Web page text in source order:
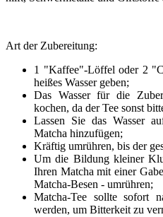
Art der Zubereitung:
1 "Kaffee"-Löffel oder 2
heißes Wasser geben;
Das Wasser für die
kochen, da der Tee sonst
Lassen Sie das Wasser
Matcha hinzufügen;
Kräftig umrühren, bis der
Um die Bildung kleiner
Ihren Matcha mit einer
Matcha-Besen - umrühren;
Matcha-Tee sollte sofort
werden, um Bitterkeit zu